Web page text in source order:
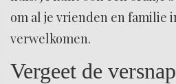
om al je vrienden en familie
verwelkomen.
Vergeet de